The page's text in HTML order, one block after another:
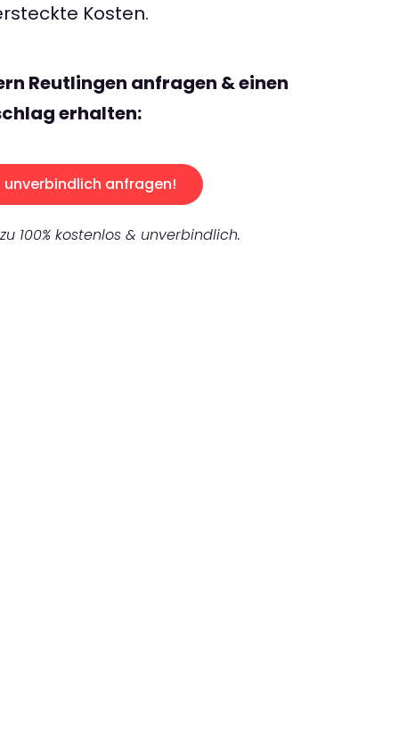
Kosten.
Reutlingen anfragen & einen
erhalten:
unverbindlich anfragen!
100% kostenlos & unverbindlich.